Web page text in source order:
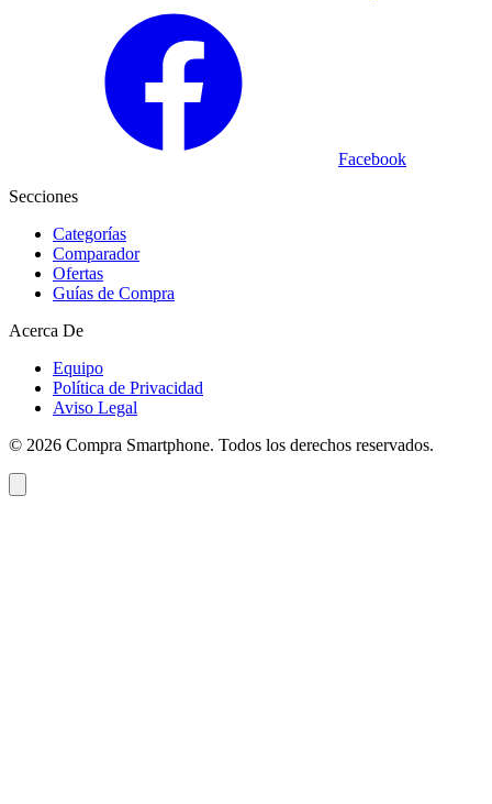
Facebook
Secciones
Categorías
Comparador
Ofertas
Guías de Compra
Acerca De
Equipo
Política de Privacidad
Aviso Legal
© 2026 Compra Smartphone. Todos los derechos reservados.